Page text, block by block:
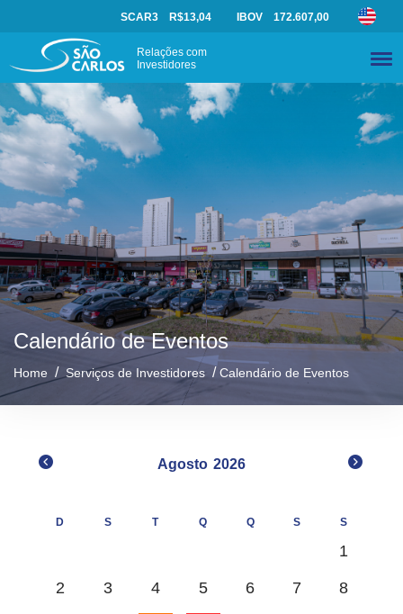
Relações com
Investidores
SCAR3 R$13,04 IBOV 172.607,00
Calendário de Eventos
Home / Serviços de Investidores /Calendário de Eventos
Agosto 2026
D S T Q Q S S
1
2 3 4 5 6 7 8